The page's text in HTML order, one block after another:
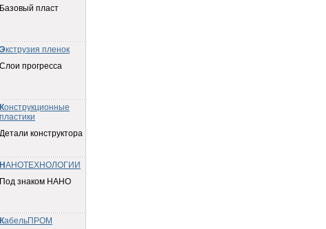
Базовый пласт
Экструзия пленок
Слои прогресса
Конструкционные
пластики
Детали конструктора
Н АНОТЕХНОЛОГИИ
Под знаком НАНО
КабельПРОМ